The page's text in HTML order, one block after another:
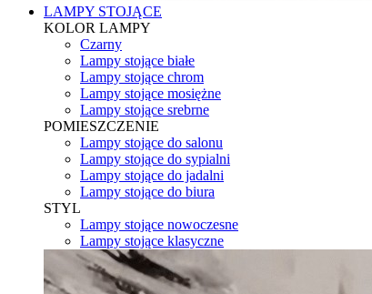
LAMPY STOJĄCE
KOLOR LAMPY
Czarny
Lampy stojące białe
Lampy stojące chrom
Lampy stojące mosiężne
Lampy stojące srebrne
POMIESZCZENIE
Lampy stojące do salonu
Lampy stojące do sypialni
Lampy stojące do jadalni
Lampy stojące do biura
STYL
Lampy stojące nowoczesne
Lampy stojące klasyczne